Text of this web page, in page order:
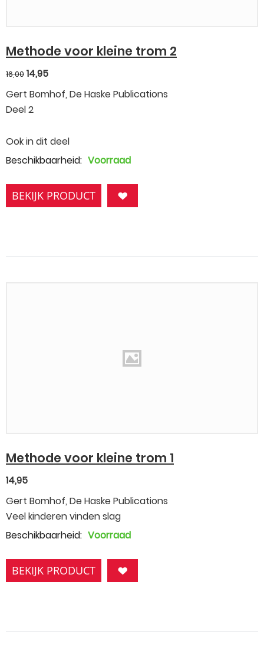
Methode voor kleine trom 2
16,00 14,95
Gert Bomhof, De Haske Publications
Deel 2
Ook in dit deel
Beschikbaarheid: Voorraad
BEKIJK PRODUCT
Methode voor kleine trom 1
14,95
Gert Bomhof, De Haske Publications
Veel kinderen vinden slag
Beschikbaarheid: Voorraad
BEKIJK PRODUCT